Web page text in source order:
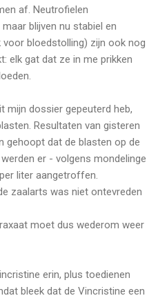
af. Neutrofielen
blijven nu stabiel en
bloedstolling) zijn ook nog
elk gat dat ze in me prikken
mijn dossier gepeuterd heb,
Resultaten van gisteren
gehoopt dat de blasten op de
er - volgens mondelinge
liter aangetroffen.
zaalarts was niet ontevreden
moet dus wederom weer
erin, plus toedienen
bleek dat de Vincristine een